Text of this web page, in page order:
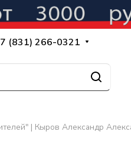
(831) 266-0321
| Кыров Александр